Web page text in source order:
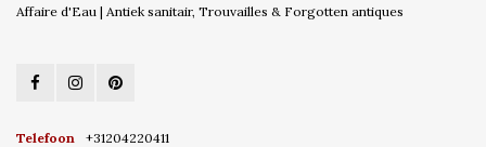
Affaire d'Eau | Antiek sanitair, Trouvailles & Forgotten antiques
Telefoon
+31204220411